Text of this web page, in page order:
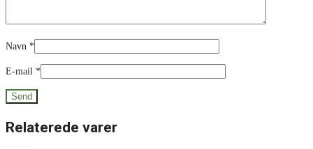
Navn *
E-mail *
Relaterede varer